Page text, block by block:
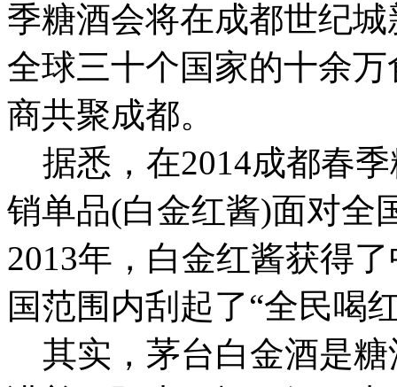
季糖酒会将在成都世纪
全球三十个国家的十余
商共聚成都。
据悉，在2014成都春
销单品(白金红酱)面对全
2013年，白金红酱获得
国范围内刮起了“全民喝
其实，茅台白金酒是糖